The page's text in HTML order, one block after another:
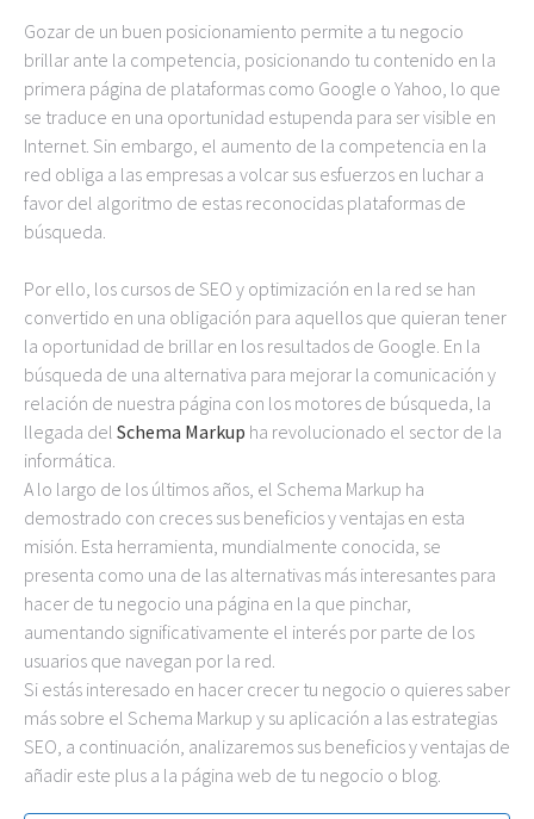
Gozar de un buen posicionamiento permite a tu negocio
brillar ante la competencia, posicionando tu contenido en la
primera página de plataformas como Google o Yahoo, lo que
se traduce en una oportunidad estupenda para ser visible en
Internet. Sin embargo, el aumento de la competencia en la
red obliga a las empresas a volcar sus esfuerzos en luchar a
favor del algoritmo de estas reconocidas plataformas de
búsqueda.
Por ello, los cursos de SEO y optimización en la red se han
convertido en una obligación para aquellos que quieran tener
la oportunidad de brillar en los resultados de Google. En la
búsqueda de una alternativa para mejorar la comunicación y
relación de nuestra página con los motores de búsqueda, la
llegada del Schema Markup ha revolucionado el sector de la
informática.
A lo largo de los últimos años, el Schema Markup ha
demostrado con creces sus beneficios y ventajas en esta
misión. Esta herramienta, mundialmente conocida, se
presenta como una de las alternativas más interesantes para
hacer de tu negocio una página en la que pinchar,
aumentando significativamente el interés por parte de los
usuarios que navegan por la red.
Si estás interesado en hacer crecer tu negocio o quieres saber
más sobre el Schema Markup y su aplicación a las estrategias
SEO, a continuación, analizaremos sus beneficios y ventajas de
añadir este plus a la página web de tu negocio o blog.